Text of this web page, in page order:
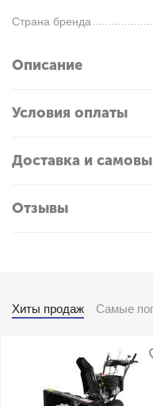
Страна бренда
Описание
Условия оплаты
Доставка и
Отзывы
Хиты продаж Самые